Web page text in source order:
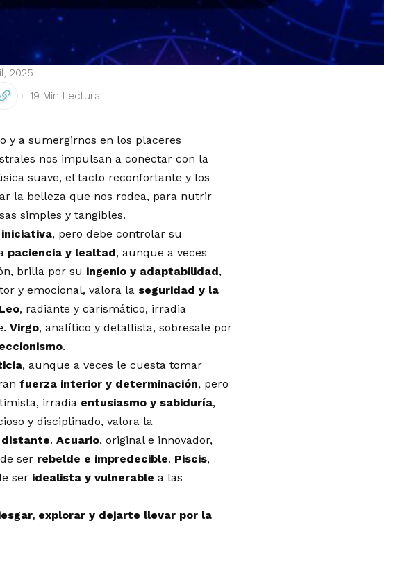
2025
19 Min Lectura
y a sumergirnos en los placeres
nos impulsan a conectar con la
suave, el tacto reconfortante y los
la belleza que nos rodea, para nutrir
simples y tangibles.
, pero debe controlar su
paciencia y lealtad, aunque a veces
brilla por su ingenio y adaptabilidad,
y emocional, valora la seguridad y la
Leo, radiante y carismático, irradia
Virgo, analítico y detallista, sobresale por
.
, aunque a veces le cuesta tomar
fuerza interior y determinación, pero
irradia entusiasmo y sabiduría,
y disciplinado, valora la
distante. Acuario, original e innovador,
ser rebelde e impredecible. Piscis,
ser idealista y vulnerable a las
explorar y dejarte llevar por la